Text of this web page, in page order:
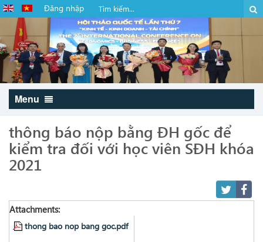
Đăng nhập
Menu
thông báo nộp bằng ĐH gốc để
kiểm tra đối với học viên SĐH khóa
2021
Attachments:
thong bao nop bang goc.pdf